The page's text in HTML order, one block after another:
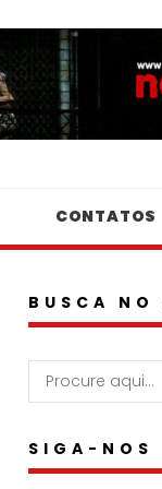
CONTATOS
BUSCA NO
SIGA-NOS